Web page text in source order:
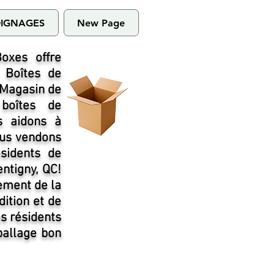
New Page
offre
Boîtes de
de
de
aidons à
vendons
de
QC!
de la
et de
résidents
bon